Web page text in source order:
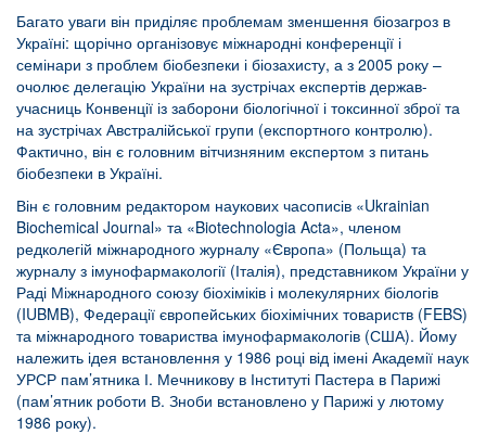
Багато уваги він приділяє проблемам зменшення біозагроз в
Україні: щорічно організовує міжнародні конференції і
семінари з проблем біобезпеки і біозахисту, а з 2005 року –
очолює делегацію України на зустрічах експертів держав-
учасниць Конвенції із заборони біологічної і токсинної зброї та
на зустрічах Австралійської групи (експортного контролю).
Фактично, він є головним вітчизняним експертом з питань
біобезпеки в Україні.
Він є головним редактором наукових часописів «Ukrainian
Biochemical Journal» та «Biotechnologia Acta», членом
редколегій міжнародного журналу «Європа» (Польща) та
журналу з імунофармакології (Італія), представником України у
Раді Міжнародного союзу біохіміків і молекулярних біологів
(IUBMB), Федерації європейських біохімічних товариств (FEBS)
та міжнародного товариства імунофармакологів (США). Йому
належить ідея встановлення у 1986 році від імені Академії наук
УРСР пам’ятника І. Мечникову в Інституті Пастера в Парижі
(пам’ятник роботи В. Зноби встановлено у Парижі у лютому
1986 року).